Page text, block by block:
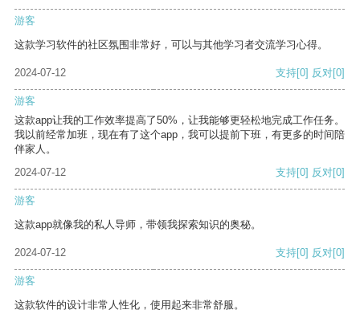
游客
这款学习软件的社区氛围非常好，可以与其他学习者交流学习心得。
2024-07-12 支持[0] 反对[0]
游客
这款app让我的工作效率提高了50%，让我能够更轻松地完成工作任务。
我以前经常加班，现在有了这个app，我可以提前下班，有更多的时间陪
伴家人。
2024-07-12
支持[0] 反对[0]
游客
这款app就像我的私人导师，带领我探索知识的奥秘。
2024-07-12 支持[0] 反对[0]
游客
这款软件的设计非常人性化，使用起来非常舒服。